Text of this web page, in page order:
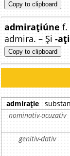
Copy to clipboard
admirațiúne f.
admira. – Și-
Copy to clipboard
admirație
nominativ-acuzativ
genitiv-dativ